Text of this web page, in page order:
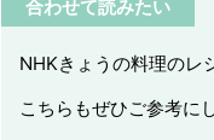
合わせて読みたい
NHKきょうの料理のレ
こちらもぜひご参考に